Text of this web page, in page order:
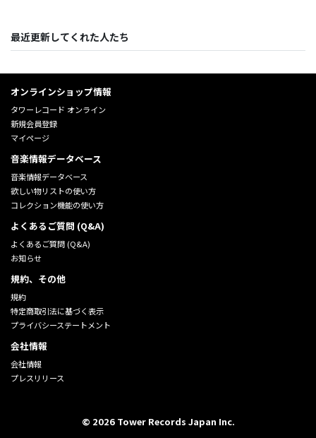
最近更新してくれた人たち
オンラインショップ情報
タワーレコード オンライン
新規会員登録
マイページ
音楽情報データベース
音楽情報データベース
欲しい物リストの使い方
コレクション機能の使い方
よくあるご質問 (Q&A)
よくあるご質問 (Q&A)
お知らせ
規約、その他
規約
特定商取引法に基づく表示
プライバシーステートメント
会社情報
会社情報
プレスリリース
© 2026Tower Records Japan Inc.